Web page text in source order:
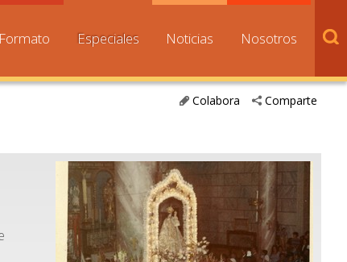
Formato Especiales Noticias Nosotros
Comparte
Colabora